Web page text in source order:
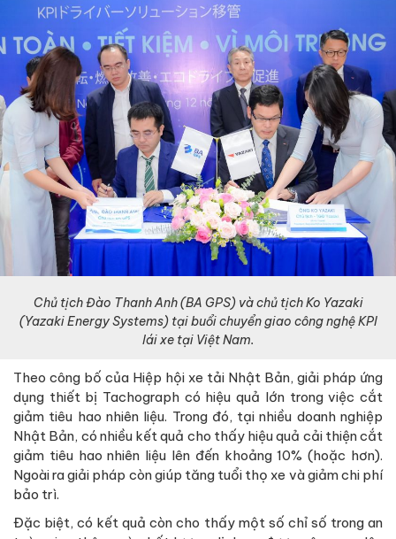
Chủ tịch Đào Thanh Anh (BA GPS) và chủ tịch Ko Yazaki
(Yazaki Energy Systems) tại buổi chuyển giao công nghệ KPI
lái xe tại Việt Nam.
Theo công bố của Hiệp hội xe tải Nhật Bản, giải pháp ứng
dụng thiết bị Tachograph có hiệu quả lớn trong việc cắt
giảm tiêu hao nhiên liệu. Trong đó, tại nhiều doanh nghiệp
Nhật Bản, có nhiều kết quả cho thấy hiệu quả cải thiện cắt
giảm tiêu hao nhiên liệu lên đến khoảng 10% (hoặc hơn).
Ngoài ra giải pháp còn giúp tăng tuổi thọ xe và giảm chi phí
bảo trì.
Đặc biệt, có kết quả còn cho thấy một số chỉ số trong an